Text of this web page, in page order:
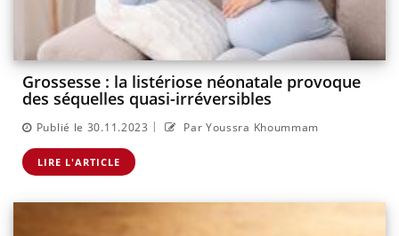
Grossesse : la listériose néonatale provoque
des séquelles quasi-irréversibles
Publié le 30.11.2023 | Par Youssra Khoummam
LIRE L'ARTICLE